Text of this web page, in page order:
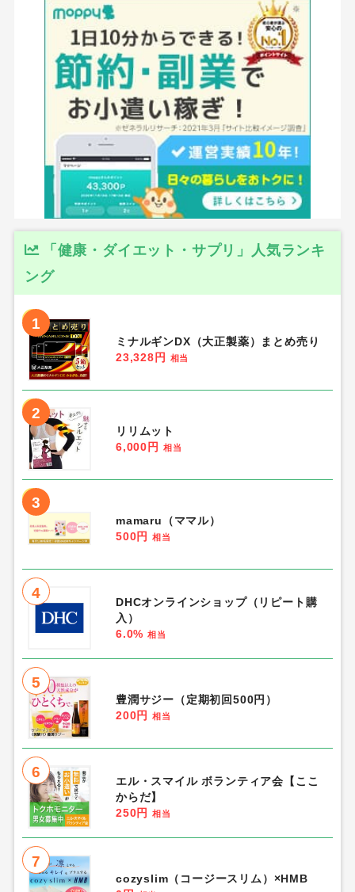
「健康・ダイエット・サプリ」人気ランキ
ング
1
ミナルギンDX（大正製薬）まとめ売り
23,328円
相当
2
リリムット
6,000円
相当
3
mamaru（ママル）
500円
相当
4
DHCオンラインショップ（リピート購
入）
6.0% 相当
5
豊潤サジー（定期初回500円）
200円
相当
6
エル・スマイル ボランティア会【ここ
からだ】
250円
相当
7
cozyslim（コージースリム）×HMB